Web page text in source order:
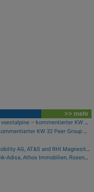
>> mehr
ArcelorMittal und ThyssenKrupp vs. Salzgitter und voestalpine – kommentierter KW 32 Peer Group Watch Stahl
Mayr-Melnhof und Palfinger vs. RHI und Andritz – kommentierter KW 32 Peer Group Watch Zykliker Österreich
Wie Marinomed Biotech, Bajaj Mobility AG, Wolftank-Adisa, Athos Immobilien, Rosenbauer und Telekom Austria für Gesprächsstoff in Österreich sorgten